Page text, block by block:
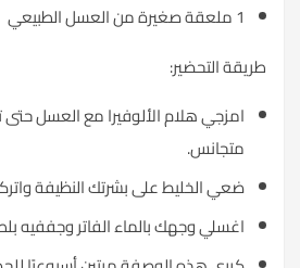
1 ملعقة صغيرة من العسل الطبيعي
طريقة التحضير:
امزجي هلام الألوفيرا مع العسل
متجانس.
ضعي الخليط على بشرتك النظيفة واتركيه لمدة
اغسلي وجهك بالماء الفاتر وجففيه